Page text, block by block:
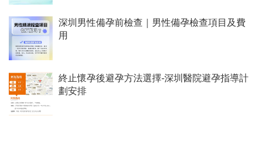
深圳男性備孕前檢查｜男性備孕檢查項目及費
用
終止懷孕後避孕方法選擇-深圳醫院避孕指導計
劃安排